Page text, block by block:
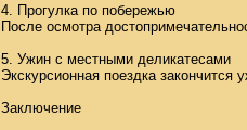
4. Прогулка по побережью
После осмотра
5. Ужин с местными деликатесами
Экскурсионная поездка
Заключение